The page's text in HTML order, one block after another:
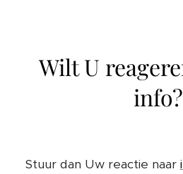
Wilt U
info?
Stuur dan Uw reactie naar